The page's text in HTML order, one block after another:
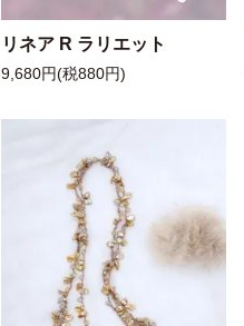
リネア R ラリエット
9,680円(税880円)